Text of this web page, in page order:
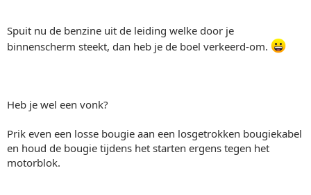
Spuit nu de benzine uit de leiding welke door je
binnenscherm steekt, dan heb je de boel verkeerd-om.
Heb je wel een vonk?
Prik even een losse bougie aan een losgetrokken bougiekabel
en houd de bougie tijdens het starten ergens tegen het
motorblok.